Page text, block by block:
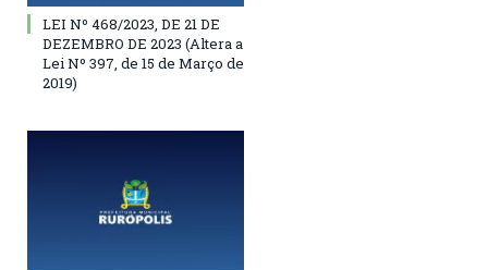
LEI Nº 468/2023, DE 21 DE
DEZEMBRO DE 2023 (Altera a
Lei Nº 397, de 15 de Março de
2019)